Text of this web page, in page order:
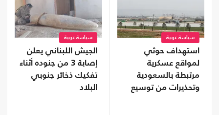
سياسة عربية
استهداف حوثي
لمواقع عسكرية
مرتبطة بالسعودية
وتحذيرات من توسيع
سياسة عربية
الجيش اللبناني يعلن
إصابة 3 من جنوده أثناء
تفكيك ذخائر جنوبي
البلاد